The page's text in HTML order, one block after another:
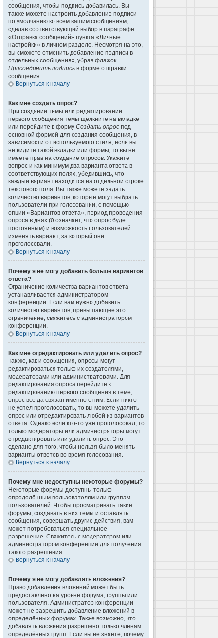
сообщения, чтобы подпись добавилась. Вы
также можете настроить добавление подписи
по умолчанию ко всем вашим сообщениям,
сделав соответствующий выбор в параграфе
«Отправка сообщений» пункта «Личные
настройки» в личном разделе. Несмотря на это,
вы сможете отменить добавление подписи в
отдельных сообщениях, убрав флажок
Присоединить подпись в форме отправки
сообщения.
Вернуться к началу
Как мне создать опрос?
При создании темы или редактировании
первого сообщения темы щёлкните на вкладке
или перейдите в форму Создать опрос под
основной формой для создания сообщения, в
зависимости от используемого стиля; если вы
не видите такой вкладки или формы, то вы не
имеете прав на создание опросов. Укажите
вопрос и как минимум два варианта ответа в
соответствующих полях, убедившись, что
каждый вариант находится на отдельной строке
текстового поля. Вы также можете задать
количество вариантов, которые могут выбрать
пользователи при голосовании, с помощью
опции «Вариантов ответа», период проведения
опроса в днях (0 означает, что опрос будет
постоянным) и возможность пользователей
изменять вариант, за который они
проголосовали.
Вернуться к началу
Почему я не могу добавить больше вариантов
ответа?
Ограничение количества вариантов ответа
устанавливается администратором
конференции. Если вам нужно добавить
количество вариантов, превышающее это
ограничение, свяжитесь с администратором
конференции.
Вернуться к началу
Как мне отредактировать или удалить опрос?
Так же, как и сообщения, опросы могут
редактироваться только их создателями,
модераторами или администраторами. Для
редактирования опроса перейдите к
редактированию первого сообщения в теме;
опрос всегда связан именно с ним. Если никто
не успел проголосовать, то вы можете удалить
опрос или отредактировать любой из вариантов
ответа. Однако если кто-то уже проголосовал, то
только модераторы или администраторы могут
отредактировать или удалить опрос. Это
сделано для того, чтобы нельзя было менять
варианты ответов во время голосования.
Вернуться к началу
Почему мне недоступны некоторые форумы?
Некоторые форумы доступны только
определённым пользователям или группам
пользователей. Чтобы просматривать такие
форумы, создавать в них темы и оставлять
сообщения, совершать другие действия, вам
может потребоваться специальное
разрешение. Свяжитесь с модератором или
администратором конференции для получения
такого разрешения.
Вернуться к началу
Почему я не могу добавлять вложения?
Право добавления вложений может быть
предоставлено на уровне форума, группы или
пользователя. Администратор конференции
может не разрешить добавление вложений в
определённых форумах. Также возможно, что
добавлять вложения разрешено только членам
определённых групп. Если вы не знаете, почему